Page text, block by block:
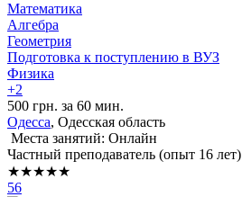
Математика
Алгебра
Геометрия
Подготовка к поступлению в ВУЗ
Физика
+2
500 грн. за 60 мин.
Одесса, Одесская область
Места занятий: Онлайн
Частный преподаватель (опыт 16 лет)
★★★★★
56